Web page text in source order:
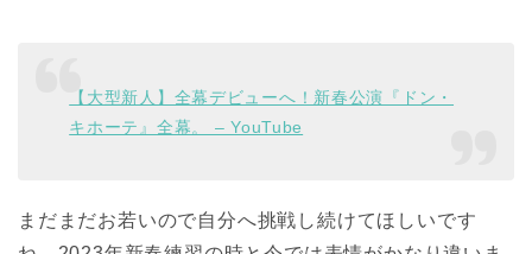
【大型新人】全幕デビューへ！新春公演『ドン・
キホーテ』全幕。 – YouTube
まだまだお若いので自分へ挑戦し続けてほしいです